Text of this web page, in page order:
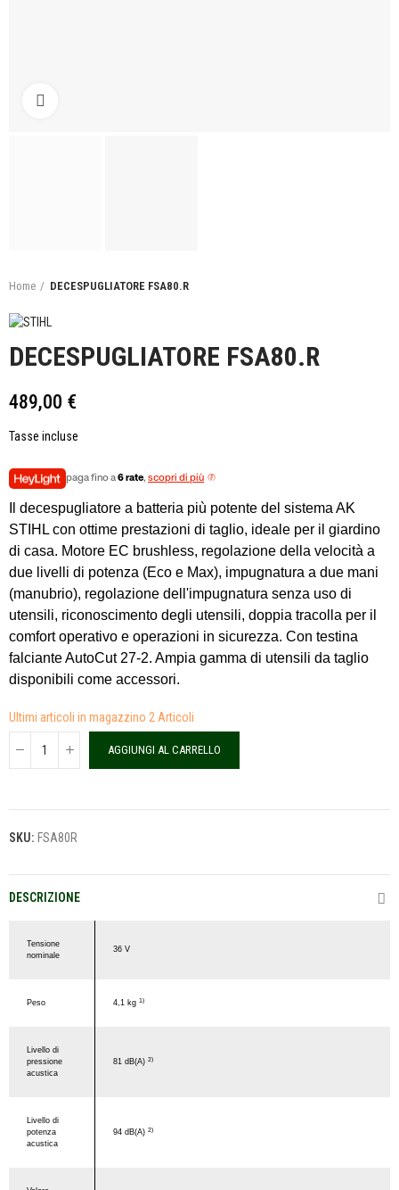
Home DECESPUGLIATORE FSA80.R
DECESPUGLIATORE FSA80.R
489,00 €
Tasse incluse
paga fino a6 rate, scopri di più
Il decespugliatore a batteria più potente del sistema AK
STIHL con ottime prestazioni di taglio, ideale per il giardino
di casa. Motore EC brushless, regolazione della velocità a
due livelli di potenza (Eco e Max), impugnatura a due mani
(manubrio), regolazione dell'impugnatura senza uso di
utensili, riconoscimento degli utensili, doppia tracolla per il
comfort operativo e operazioni in sicurezza. Con testina
falciante AutoCut 27-2. Ampia gamma di utensili da taglio
disponibili come accessori.
Ultimi articoli in magazzino 2 Articoli
AGGIUNGI AL CARRELLO
SKU: FSA80R
DESCRIZIONE
Tensione
nominale
36 V
Peso 4,1 kg 1)
Livello di
pressione
acustica
81 dB(A) 2)
Livello di
potenza
acustica
94 dB(A) 2)